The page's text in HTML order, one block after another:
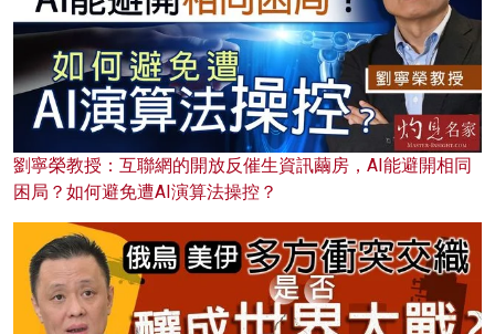
劉寧榮教授：互聯網的開放反催生資訊繭房，AI能避開相同
困局？如何避免遭AI演算法操控？